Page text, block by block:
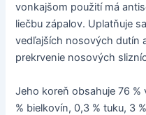
vonkajšom použití má
liečbu zápalov. Uplatňuje
vedľajších nosových dutín
prekrvenie nosových
Jeho koreň obsahuje 76
% bielkovín, 0,3 % tuku, 3